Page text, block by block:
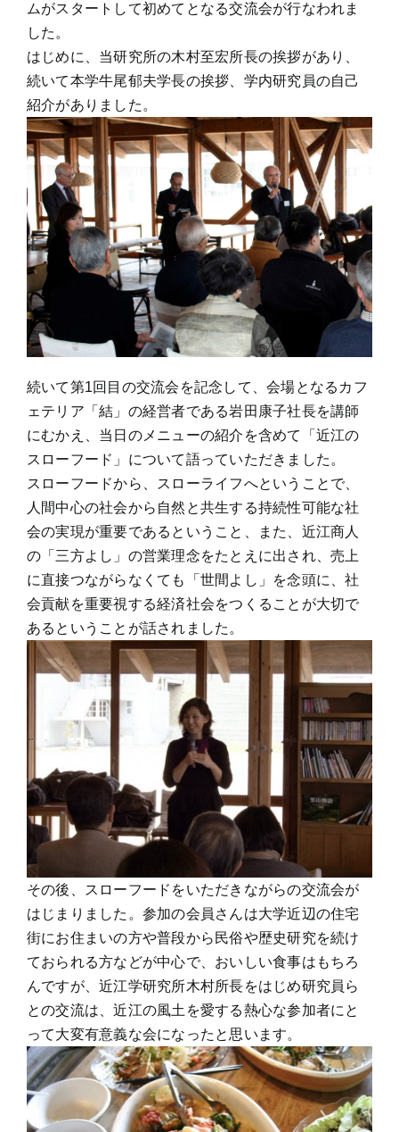
ムがスタートして初めてとなる交流会が行なわれま
した。
はじめに、当研究所の木村至宏所長の挨拶があり、
続いて本学牛尾郁夫学長の挨拶、学内研究員の自己
紹介がありました。
続いて第1回目の交流会を記念して、会場となるカフ
ェテリア「結」の経営者である岩田康子社長を講師
にむかえ、当日のメニューの紹介を含めて「近江の
スローフード」について語っていただきました。
スローフードから、スローライフへということで、
人間中心の社会から自然と共生する持続性可能な社
会の実現が重要であるということ、また、近江商人
の「三方よし」の営業理念をたとえに出され、売上
に直接つながらなくても「世間よし」を念頭に、社
会貢献を重要視する経済社会をつくることが大切で
あるということが話されました。
その後、スローフードをいただきながらの交流会が
はじまりました。参加の会員さんは大学近辺の住宅
街にお住まいの方や普段から民俗や歴史研究を続け
ておられる方などが中心で、おいしい食事はもちろ
んですが、近江学研究所木村所長をはじめ研究員ら
との交流は、近江の風土を愛する熱心な参加者にと
って大変有意義な会になったと思います。